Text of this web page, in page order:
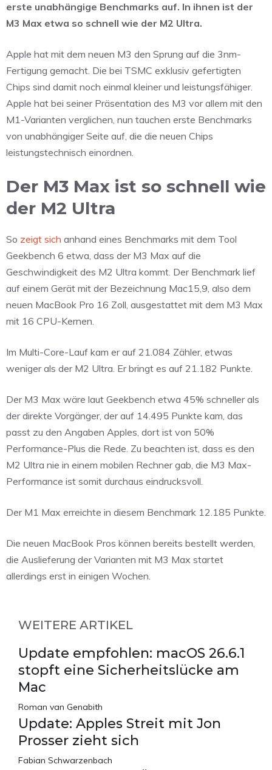
erste unabhängige Benchmarks auf. In ihnen ist der
M3 Max etwa so schnell wie der M2 Ultra.
Apple hat mit dem neuen M3 den Sprung auf die 3nm-
Fertigung gemacht. Die bei TSMC exklusiv gefertigten
Chips sind damit noch einmal kleiner und leistungsfähiger.
Apple hat bei seiner Präsentation des M3 vor allem mit den
M1-Varianten verglichen, nun tauchen erste Benchmarks
von unabhängiger Seite auf, die die neuen Chips
leistungstechnisch einordnen.
Der M3 Max ist so schnell wie
der M2 Ultra
So zeigt sich anhand eines Benchmarks mit dem Tool
Geekbench 6 etwa, dass der M3 Max auf die
Geschwindigkeit des M2 Ultra kommt. Der Benchmark lief
auf einem Gerät mit der Bezeichnung Mac15,9, also dem
neuen MacBook Pro 16 Zoll, ausgestattet mit dem M3 Max
mit 16 CPU-Kernen.
Im Multi-Core-Lauf kam er auf 21.084 Zähler, etwas
weniger als der M2 Ultra. Er bringt es auf 21.182 Punkte.
Der M3 Max wäre laut Geekbench etwa 45% schneller als
der direkte Vorgänger, der auf 14.495 Punkte kam, das
passt zu den Angaben Apples, dort ist von 50%
Performance-Plus die Rede. Zu beachten ist, dass es den
M2 Ultra nie in einem mobilen Rechner gab, die M3 Max-
Performance ist somit durchaus eindrucksvoll.
Der M1 Max erreichte in diesem Benchmark 12.185 Punkte.
Die neuen MacBook Pros können bereits bestellt werden,
die Auslieferung der Varianten mit M3 Max startet
allerdings erst in einigen Wochen.
WEITERE ARTIKEL
Update empfohlen: macOS 26.6.1
stopft eine Sicherheitslücke am
Mac
Roman van Genabith
Update: Apples Streit mit Jon
Prosser zieht sich
Fabian Schwarzenbach